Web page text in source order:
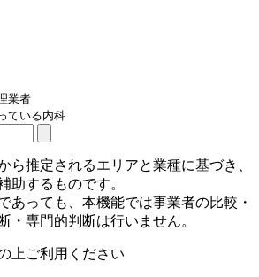
業者
ている内科
ら推定されるエリアと業種に基づき、
助するものです。
あっても、本機能では事業者の比較・
・専門的判断は行いません。
上ご利用ください